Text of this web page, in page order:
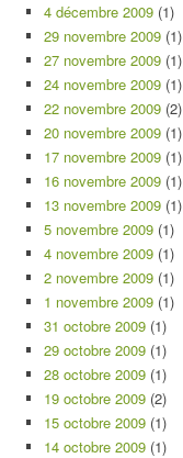
4 décembre 2009 (1)
29 novembre 2009 (1)
27 novembre 2009 (1)
24 novembre 2009 (1)
22 novembre 2009 (2)
20 novembre 2009 (1)
17 novembre 2009 (1)
16 novembre 2009 (1)
13 novembre 2009 (1)
5 novembre 2009 (1)
4 novembre 2009 (1)
2 novembre 2009 (1)
1 novembre 2009 (1)
31 octobre 2009 (1)
29 octobre 2009 (1)
28 octobre 2009 (1)
19 octobre 2009 (2)
15 octobre 2009 (1)
14 octobre 2009 (1)